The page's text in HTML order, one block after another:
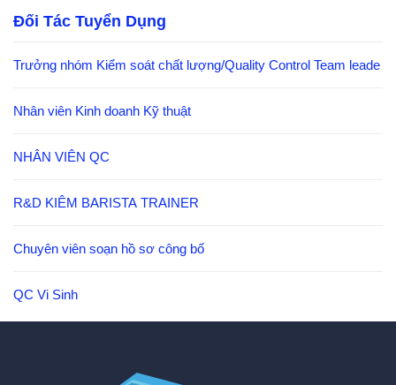
Đối Tác Tuyển Dụng
Trưởng nhóm Kiểm soát chất lượng/Quality Control Team leade
Nhân viên Kinh doanh Kỹ thuật
NHÂN VIÊN QC
R&D KIÊM BARISTA TRAINER
Chuyên viên soạn hồ sơ công bố
QC Vi Sinh